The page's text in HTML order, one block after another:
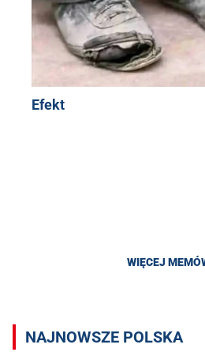
Efekt
WIĘCEJ
NAJNOWSZE POLSKA